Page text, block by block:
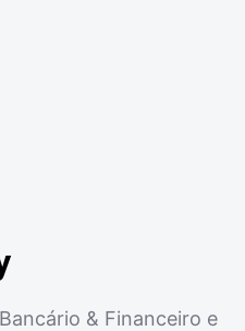
& Financeiro e